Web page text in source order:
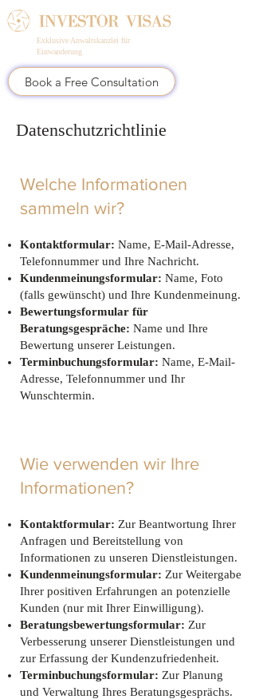
Exklusive Anwaltskanzlei für
Einwanderung
Book a Free Consultation
Datenschutzrichtlinie
Welche Informationen
sammeln wir?
Kontaktformular: Name, E-Mail-Adresse,
Telefonnummer und Ihre Nachricht.
Kundenmeinungsformular: Name, Foto
(falls gewünscht) und Ihre Kundenmeinung.
Bewertungsformular für
Beratungsgespräche: Name und Ihre
Bewertung unserer Leistungen.
Terminbuchungsformular: Name, E-Mail-
Adresse, Telefonnummer und Ihr
Wunschtermin.
Wie verwenden wir Ihre
Informationen?
Kontaktformular: Zur Beantwortung Ihrer
Anfragen und Bereitstellung von
Informationen zu unseren Dienstleistungen.
Kundenmeinungsformular: Zur Weitergabe
Ihrer positiven Erfahrungen an potenzielle
Kunden (nur mit Ihrer Einwilligung).
Beratungsbewertungsformular: Zur
Verbesserung unserer Dienstleistungen und
zur Erfassung der Kundenzufriedenheit.
Terminbuchungsformular: Zur Planung
und Verwaltung Ihres Beratungsgesprächs.